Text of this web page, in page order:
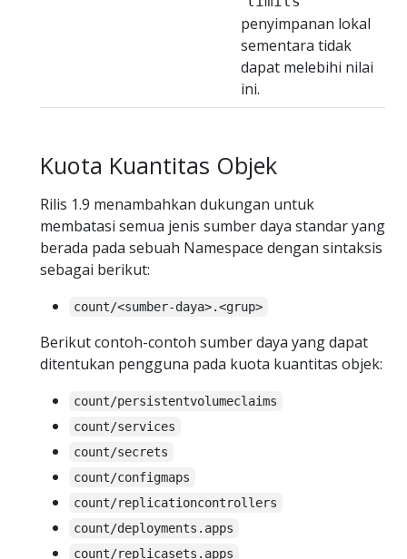
penyimpanan lokal
sementara tidak
dapat melebihi nilai
ini.
Kuota Kuantitas Objek
Rilis 1.9 menambahkan dukungan untuk
membatasi semua jenis sumber daya standar yang
berada pada sebuah Namespace dengan sintaksis
sebagai berikut:
count/<sumber-daya>.<grup>
Berikut contoh-contoh sumber daya yang dapat
ditentukan pengguna pada kuota kuantitas objek:
count/persistentvolumeclaims
count/services
count/secrets
count/configmaps
count/replicationcontrollers
count/deployments.apps
count/replicasets.apps